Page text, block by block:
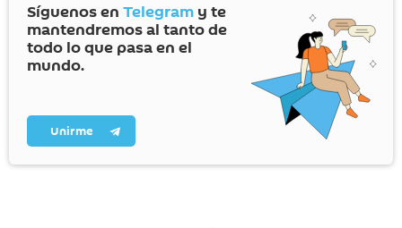
Síguenos en Telegram y te
mantendremos al tanto de
todo lo que pasa en el
mundo.
Unirme